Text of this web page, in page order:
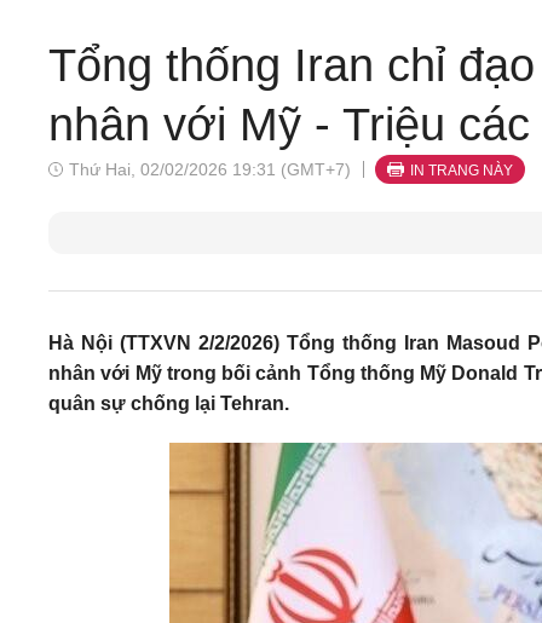
Tổng thống Iran chỉ
nhân với Mỹ - Triệu
Thứ Hai, 02/02/2026 19:31 (GMT+7) IN TRANG NÀY
Hà Nội (TTXVN 2/2/2026) Tổng thống Iran
nhân với Mỹ trong bối cảnh Tổng thống Mỹ Donald
quân sự chống lại Tehran.